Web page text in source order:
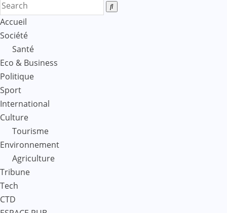
Accueil
Société
Santé
Eco & Business
Politique
Sport
International
Culture
Tourisme
Environnement
Agriculture
Tribune
Tech
CTD